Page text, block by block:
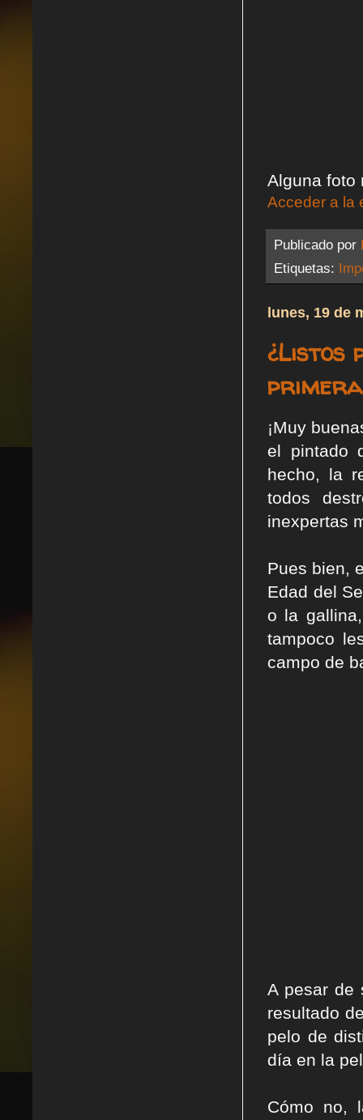
Alguna foto
Acceder a la
Publicado por
Etiquetas:
lunes, 19 de
¡Muy
el pintado
hecho, la
todos
inexpertas
Pues bien,
Edad del
o la
tampoco
campo de
A pesar de
resultado
pelo de
día en la
Cómo no,